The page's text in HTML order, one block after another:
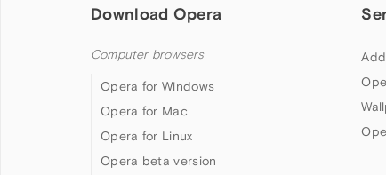
Download Opera
Computer browsers
Opera for Windows
Opera for Mac
Opera for Linux
Opera beta version